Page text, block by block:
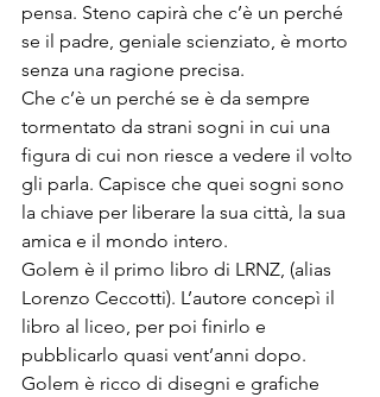
pensa. Steno capirà che c’è un perché
se il padre, geniale scienziato, è morto
senza una ragione precisa.
Che c’è un perché se è da sempre
tormentato da strani sogni in cui una
figura di cui non riesce a vedere il volto
gli parla. Capisce che quei sogni sono
la chiave per liberare la sua città, la sua
amica e il mondo intero.
Golem è il primo libro di LRNZ, (alias
Lorenzo Ceccotti). L’autore concepì il
libro al liceo, per poi finirlo e
pubblicarlo quasi vent’anni dopo.
Golem è ricco di disegni e grafiche